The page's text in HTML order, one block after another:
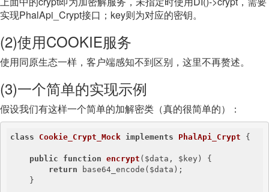
实现PhalApi_Crypt接口；key则为对应的密钥。
(2)使用COOKIE服务
使用同原生态一样，客户端感知不到区别，这里不再赘述。
(3)一个简单的实现示例
假设我们有这样一个简单的加解密类（真的很简单的）：
class Cookie_Crypt_Mock implements PhalApi_Crypt {
public function encrypt ($data, $key)
{
return base64_encode($data);